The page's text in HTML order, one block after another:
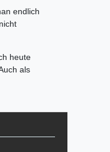
endlich
heute
als